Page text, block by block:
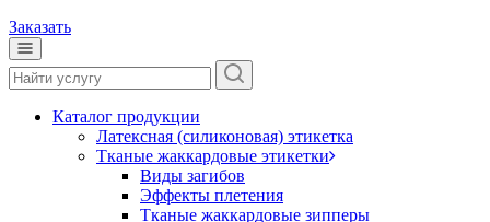
Заказать
Каталог продукции
Латексная (силиконовая) этикетка
Тканые жаккардовые этикетки
Виды загибов
Эффекты плетения
Тканые жаккардовые зипперы